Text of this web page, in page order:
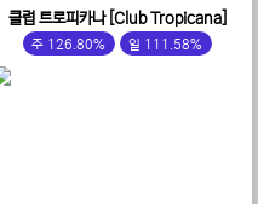
클럽 트로피카나 [Club Tropicana]
주 126.80% 일 111.58%